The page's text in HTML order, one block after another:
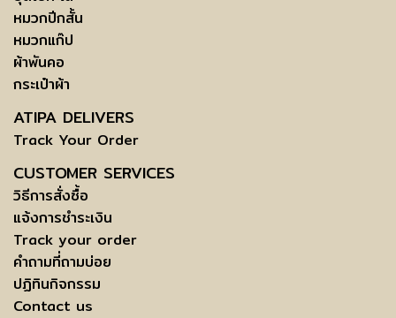
หมวกปีกสั้น
หมวกแก๊ป
ผ้าพันคอ
กระเป๋าผ้า
ATIPA DELIVERS
Track Your Order
CUSTOMER SERVICES
วิธีการสั่งซื้อ
แจ้งการชำระเงิน
Track your order
คำถามที่ถามบ่อย
ปฏิทินกิจกรรม
Contact us